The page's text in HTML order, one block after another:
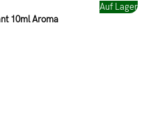
Auf Lager
10ml Aroma